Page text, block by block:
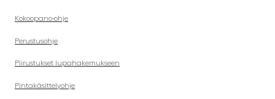
Kokoopano-ohje
Perustusohje
Piirustukset lupahakemukseen
Pintakäsittelyohje